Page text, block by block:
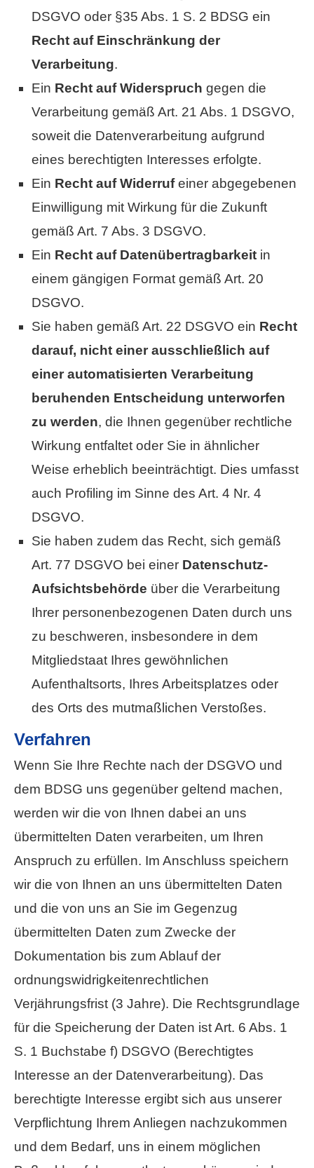
DSGVO oder §35 Abs. 1 S. 2 BDSG ein
Recht auf Einschränkung der
Verarbeitung.
Ein Recht auf Widerspruch gegen die
Verarbeitung gemäß Art. 21 Abs. 1 DSGVO,
soweit die Datenverarbeitung aufgrund
eines berechtigten Interesses erfolgte.
Ein Recht auf Widerrufeiner abgegebenen
Einwilligung mit Wirkung für die Zukunft
gemäß Art. 7 Abs. 3 DSGVO.
Ein Recht auf Datenübertragbarkeit in
einem gängigen Format gemäß Art. 20
DSGVO.
Sie haben gemäß Art. 22 DSGVO ein Recht
darauf, nicht einer ausschließlich auf
einer automatisierten Verarbeitung
beruhenden Entscheidung unterworfen
zu werden, die Ihnen gegenüber rechtliche
Wirkung entfaltet oder Sie in ähnlicher
Weise erheblich beeinträchtigt. Dies umfasst
auch Profiling im Sinne des Art. 4 Nr. 4
DSGVO.
Sie haben zudem das Recht, sich gemäß
Art. 77 DSGVO bei einer Datenschutz-
Aufsichtsbehörde über die Verarbeitung
Ihrer personenbezogenen Daten durch uns
zu beschweren, insbesondere in dem
Mitgliedstaat Ihres gewöhnlichen
Aufenthaltsorts, Ihres Arbeitsplatzes oder
des Orts des mutmaßlichen Verstoßes.
Verfahren
Wenn Sie Ihre Rechte nach der DSGVO und
dem BDSG uns gegenüber geltend machen,
werden wir die von Ihnen dabei an uns
übermittelten Daten verarbeiten, um Ihren
Anspruch zu erfüllen. Im Anschluss speichern
wir die von Ihnen an uns übermittelten Daten
und die von uns an Sie im Gegenzug
übermittelten Daten zum Zwecke der
Dokumentation bis zum Ablauf der
ordnungswidrigkeitenrechtlichen
Verjährungsfrist (3 Jahre). Die Rechtsgrundlage
für die Speicherung der Daten ist Art. 6 Abs. 1
S. 1 Buchstabe f) DSGVO (Berechtigtes
Interesse an der Datenverarbeitung). Das
berechtigte Interesse ergibt sich aus unserer
Verpflichtung Ihrem Anliegen nachzukommen
und dem Bedarf, uns in einem möglichen